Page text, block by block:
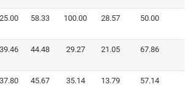
25.00 58.33 100.00 28.57 50.00
39.46 44.48 29.27 21.05 67.86
37.80 45.67 35.14 13.79 57.14